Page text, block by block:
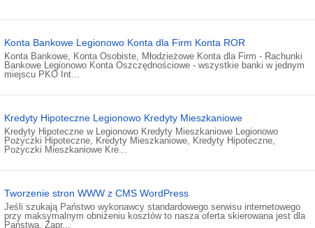
Konta Bankowe Legionowo Konta dla Firm Konta ROR
Konta Bankowe, Konta Osobiste, Młodzieżowe Konta dla Firm - Rachunki
Bankowe Legionowo Konta Oszczędnościowe - wszystkie banki w jednym
miejscu PKO Int...
Kredyty Hipoteczne Legionowo Kredyty Mieszkaniowe
Kredyty Hipoteczne w Legionowo Kredyty Mieszkaniowe Legionowo
Pożyczki Hipoteczne, Kredyty Mieszkaniowe, Kredyty Hipoteczne,
Pożyczki Mieszkaniowe Kre...
Tworzenie stron WWW z CMS WordPress
Jeśli szukają Państwo wykonawcy standardowego serwisu internetowego
przy maksymalnym obniżeniu kosztów to nasza oferta skierowana jest dla
Państwa. Zapr...